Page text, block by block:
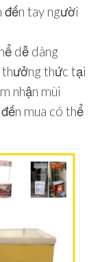
đến tay người
dễ dàng
thưởng thức tại
nhận mùi
mua có thể